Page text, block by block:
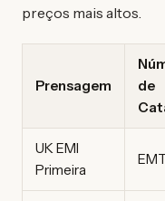
preços mais altos.
Prensagem
de
UK EMI
Primeira